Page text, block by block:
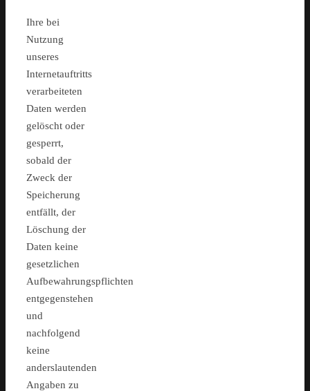
Ihre bei
Nutzung
unseres
Internetauftritts
verarbeiteten
Daten werden
gelöscht oder
gesperrt,
sobald der
Zweck der
Speicherung
entfällt, der
Löschung der
Daten keine
gesetzlichen
Aufbewahrungspflichten
entgegenstehen
und
nachfolgend
keine
anderslautenden
Angaben zu